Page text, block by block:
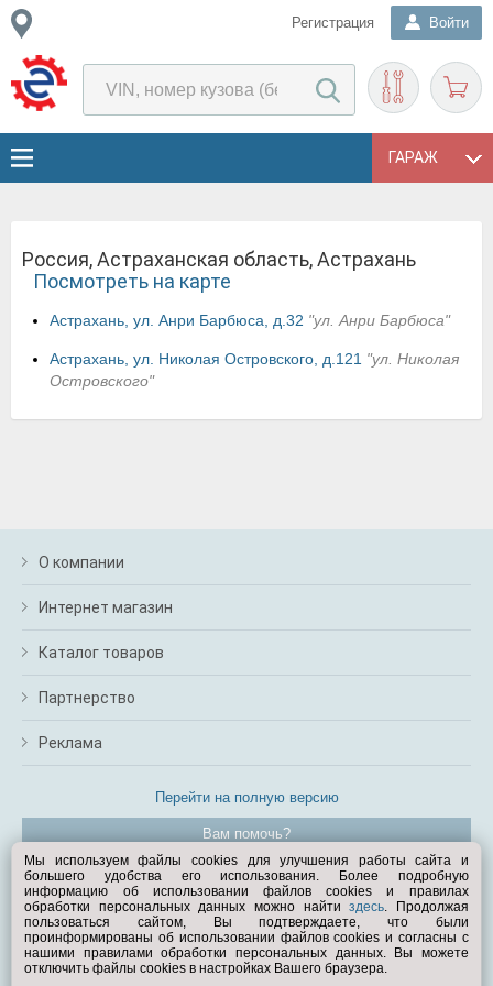
Регистрация Войти
ГАРАЖ
Россия, Астраханская область, Астрахань
Посмотреть на карте
Астрахань, ул. Анри Барбюса, д.32 "ул. Анри Барбюса"
Астрахань, ул. Николая Островского, д.121 "ул. Николая
Островского"
О компании
Интернет магазин
Каталог товаров
Партнерство
Реклама
Перейти на полную версию
Вам помочь?
© Exist.ru 1998—2026
Мы используем файлы cookies для улучшения работы сайта и
большего удобства его использования. Более подробную
информацию об использовании файлов cookies и правилах
обработки персональных данных можно найтиздесь. Продолжая
пользоваться сайтом, Вы подтверждаете, что были
проинформированы об использовании файлов cookies и согласны с
нашими правилами обработки персональных данных. Вы можете
отключить файлы cookies в настройках Вашего браузера.